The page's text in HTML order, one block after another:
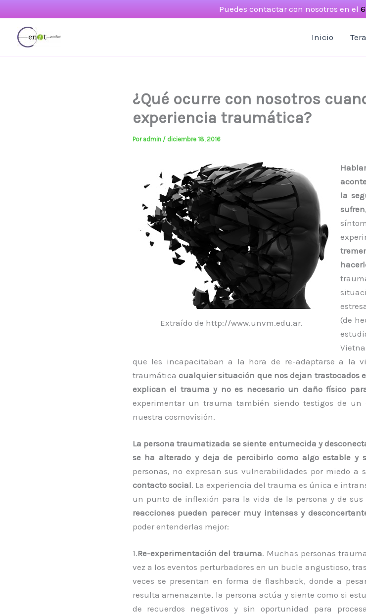
Puedes contactar con nosotros en el
Inicio
¿Qué ocurre con nosotros
experiencia traumática?
Por admin / diciembre 18, 2016
Extraído de http://www.unvm.edu.ar.
la
sufren
(de
que les incapacitaban a la hora de re-adaptarse a la
traumática cualquier situación que nos dejan trastocados
explican el trauma y no es necesario un daño físico
experimentar un trauma también siendo testigos de un
nuestra cosmovisión.
La persona traumatizada se siente entumecida y
se ha alterado y deja de percibirlo como algo estable y
personas, no expresan sus vulnerabilidades por miedo a
contacto social. La experiencia del trauma es única e
un punto de inflexión para la vida de la persona y de sus
reacciones pueden parecer muy intensas y
poder entenderlas mejor:
1.Re-experimentación del trauma. Muchas personas
vez a los eventos perturbadores en un bucle angustioso,
veces se presentan en forma de flashback, donde a
resulta amenazante, la persona actúa y siente como si
de recuerdos negativos y sin oportunidad para